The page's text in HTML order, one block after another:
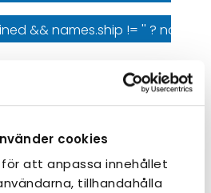
cookies
att anpassa innehållet
tillhandahålla
&& names.ship != '' ?